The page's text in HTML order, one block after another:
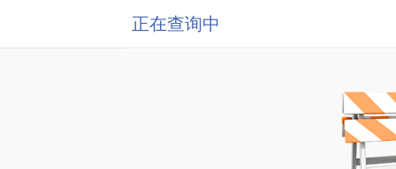
正在查询中